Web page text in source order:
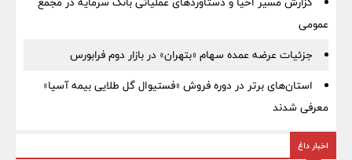
عمومی
جزئیات عرضه عمده سهام «بتهران» در بازار دوم فرابورس
استان‌های برتر در دوره فروش «فستیوال گل طلایی بیمه آسیا»
معرفی شدند
اخبار داغ